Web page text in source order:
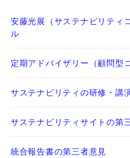
安藤光展（サステナビリティ
ル
定期アドバイザリー（顧問型
サステナビリティの研修・講
サステナビリティサイトの第
統合報告書の第三者意見